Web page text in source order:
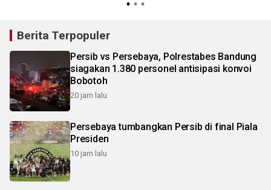
Berita Terpopuler
Persib vs Persebaya, Polrestabes Bandung
siagakan 1.380 personel antisipasi konvoi
Bobotoh
20 jam lalu
Persebaya tumbangkan Persib di final Piala
Presiden
10 jam lalu